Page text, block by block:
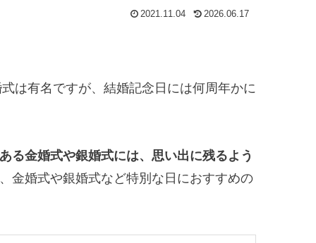
2021.11.04 2026.06.17
は有名ですが、結婚記念日には何周年かに
る金婚式や銀婚式には、思い出に残るよう
金婚式や銀婚式など特別な日におすすめの